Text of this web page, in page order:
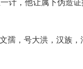
，号大洪，汉族